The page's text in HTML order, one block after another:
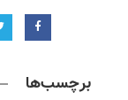
برچسب‌ها